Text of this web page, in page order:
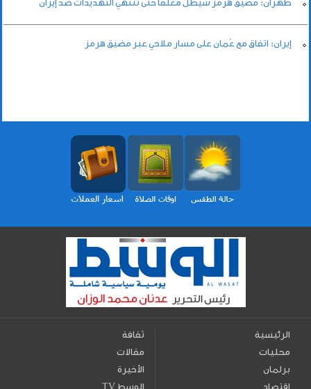
طهران: مضيق هرمز سيظل مغلقا حتى تنتهي التهديدات ضد إيران
إيران: اتفاق مع عُمان على مسار ملاحي عبر مضيق هرمز
الرئيسية
محليات
برلمان
اقتصاد
ثقافة
مقالات
الأخيرة
TV الوسط